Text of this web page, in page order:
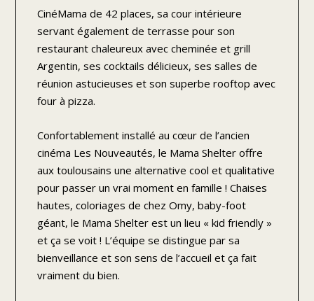
CinéMama de 42 places, sa cour intérieure
servant également de terrasse pour son
restaurant chaleureux avec cheminée et grill
Argentin, ses cocktails délicieux, ses salles de
réunion astucieuses et son superbe rooftop avec
four à pizza.
Confortablement installé au cœur de l’ancien
cinéma Les Nouveautés, le Mama Shelter offre
aux toulousains une alternative cool et qualitative
pour passer un vrai moment en famille ! Chaises
hautes, coloriages de chez Omy, baby-foot
géant, le Mama Shelter est un lieu « kid friendly »
et ça se voit ! L’équipe se distingue par sa
bienveillance et son sens de l’accueil et ça fait
vraiment du bien.